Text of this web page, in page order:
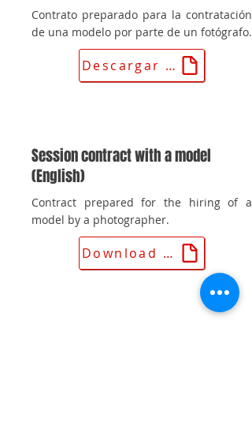
Contrato preparado para la contratación
de una modelo por parte de un fotógrafo.
Descargar el contrato
Session contract with a model
(English)
Contract prepared for the hiring of a
model by a photographer.
Download the contract